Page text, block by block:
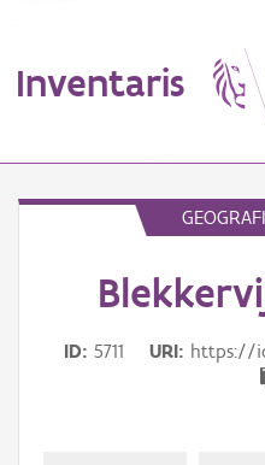
Inventaris
Erfgoedobject
Aanduidingsobject
ID 5711 URI https://